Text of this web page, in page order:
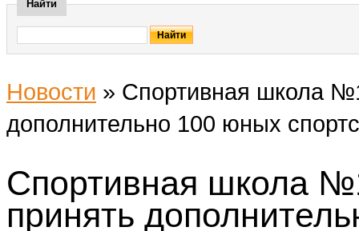
Найти
Новости » Спортивная школа
дополнительно 100 юных
Спортивная школа
принять